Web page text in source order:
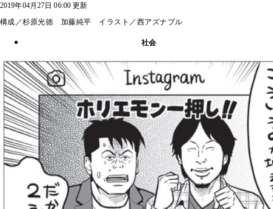
2019年04月27日 06:00 更新
構成／杉原光徳 加藤純平 イラスト／西アズナブル
社会